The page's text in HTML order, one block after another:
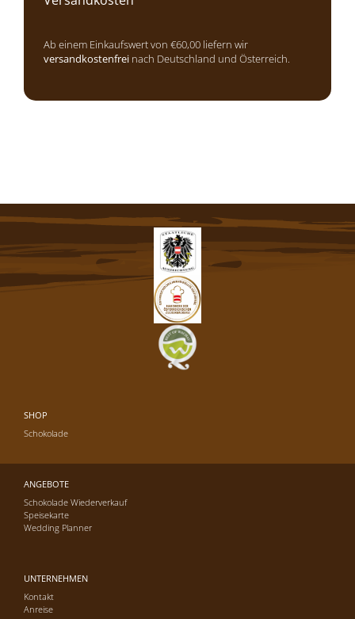
Ab einem Einkaufswert von €60,00 liefern wir
versandkostenfrei nach Deutschland und Österreich.
SHOP
Schokolade
ANGEBOTE
Schokolade Wiederverkauf
Speisekarte
Wedding Planner
UNTERNEHMEN
Kontakt
Anreise